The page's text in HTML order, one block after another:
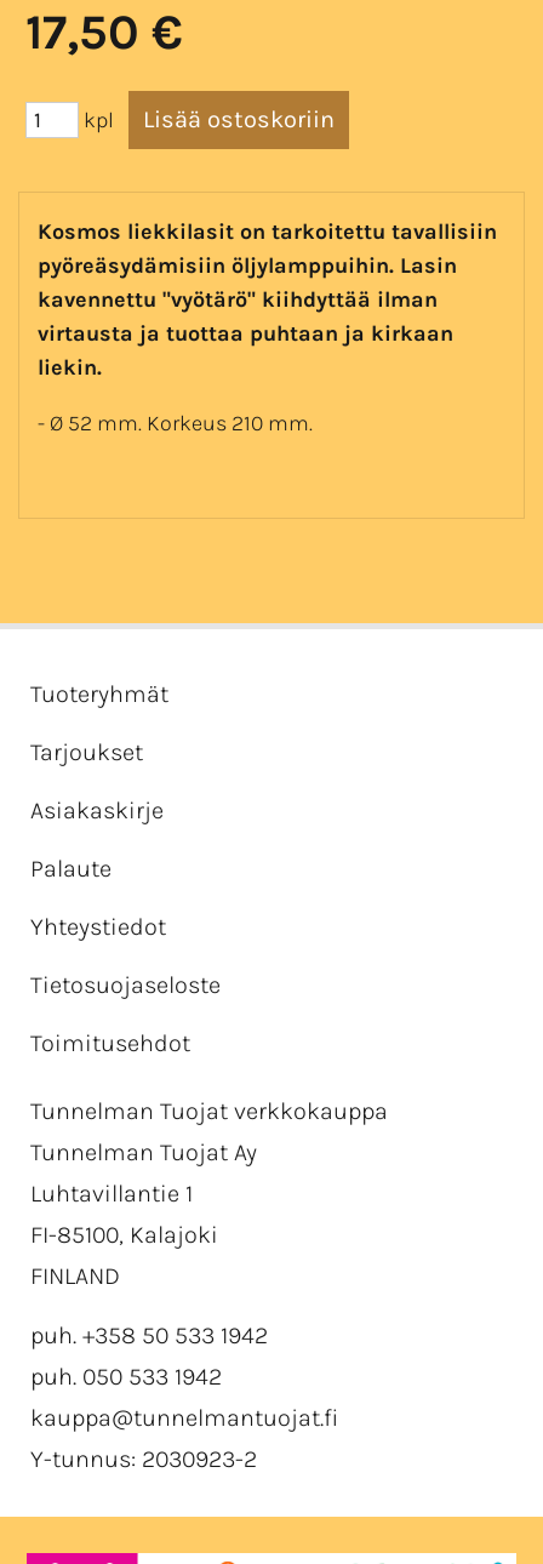
17,50 €
kpl
Kosmos liekkilasit on tarkoitettu tavallisiin
pyöreäsydämisiin öljylamppuihin. Lasin
kavennettu "vyötärö" kiihdyttää ilman
virtausta ja tuottaa puhtaan ja kirkaan
liekin.
- Ø 52 mm. Korkeus 210 mm.
Tuoteryhmät
Tarjoukset
Asiakaskirje
Palaute
Yhteystiedot
Tietosuojaseloste
Toimitusehdot
Tunnelman Tuojat verkkokauppa
Tunnelman Tuojat Ay
Luhtavillantie 1
FI-85100, Kalajoki
FINLAND
puh. +358 50 533 1942
puh. 050 533 1942
kauppa@tunnelmantuojat.fi
Y-tunnus: 2030923-2